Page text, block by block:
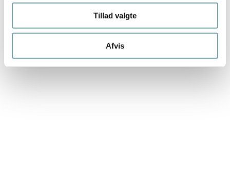
Tillad valgte
Afvis